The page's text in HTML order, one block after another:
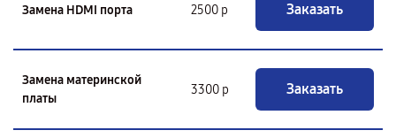
Замена HDMI порта 2500 р Заказать
Замена материнской
платы
3300 р Заказать